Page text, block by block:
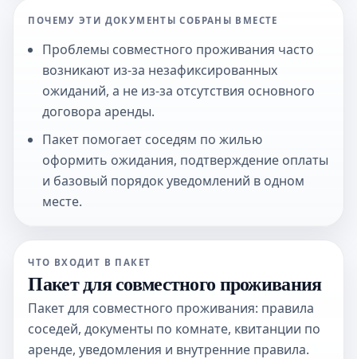
ПОЧЕМУ ЭТИ ДОКУМЕНТЫ СОБРАНЫ ВМЕСТЕ
Проблемы совместного проживания часто
возникают из-за незафиксированных
ожиданий, а не из-за отсутствия основного
договора аренды.
Пакет помогает соседям по жилью
оформить ожидания, подтверждение оплаты
и базовый порядок уведомлений в одном
месте.
ЧТО ВХОДИТ В ПАКЕТ
Пакет для совместного проживания
Пакет для совместного проживания: правила
соседей, документы по комнате, квитанции по
аренде, уведомления и внутренние правила.